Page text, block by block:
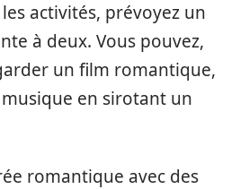
activités, prévoyez un
à deux. Vous pouvez,
un film romantique,
en sirotant un
romantique avec des